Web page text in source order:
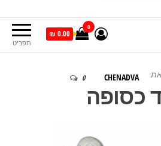
תפריט
0
0.00 ₪
CHENADVA
0
כסופה